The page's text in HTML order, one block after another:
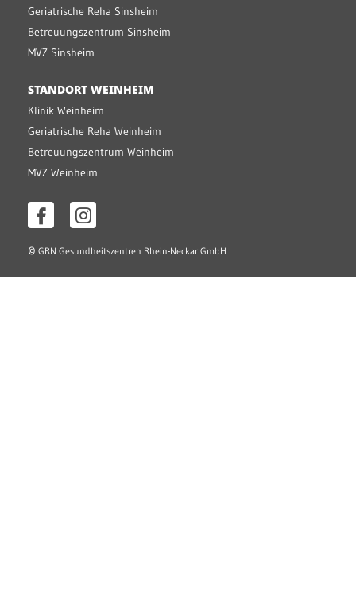
Geriatrische Reha Sinsheim
Betreuungszentrum Sinsheim
MVZ Sinsheim
STANDORT WEINHEIM
Klinik Weinheim
Geriatrische Reha Weinheim
Betreuungszentrum Weinheim
MVZ Weinheim
© GRN Gesundheitszentren Rhein-Neckar GmbH